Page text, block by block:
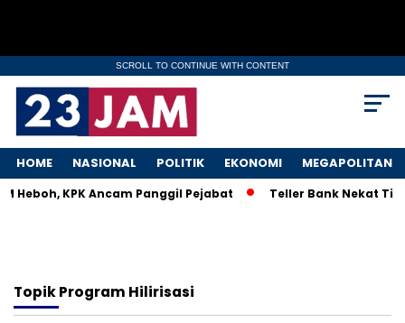
SCROLL TO CONTINUE WITH CONTENT
HOME NASIONAL POLITIK EKONOMI MEGAPOLITAN
Heboh, KPK Ancam Panggil Pejabat Teller Bank Nekat
TopikProgram Hilirisasi